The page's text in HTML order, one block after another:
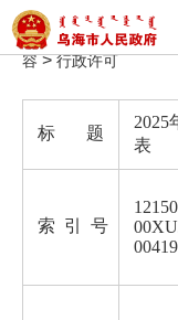
首页 >政务公开>气
容>行政许可
标 题
2025
表
索 引 号
00419